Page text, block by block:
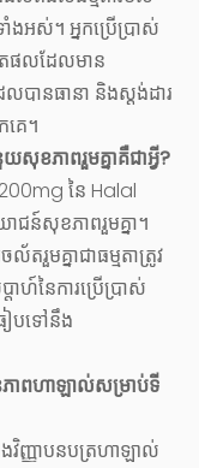
ងអស់។ អ្នកប្រើប្រាស់
ផលដែលមាន
បានធានា និងស្តង់ដារ
េ។
សុខភាពរួមគ្នាគឺជាអ្វី?
នៃ Halal
ន៍សុខភាពរួមគ្នា។
រួមគ្នាជាធម្មតាត្រូវ
ហ៍នៃការប្រើប្រាស់
បទៅនឹង
ានភាពហាឡាល់សម្រាប់ទី
វិញ្ញាបនបត្រហាឡាល់